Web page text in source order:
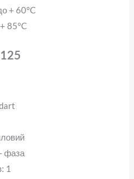
+ 60°C
85°C
фаза
1